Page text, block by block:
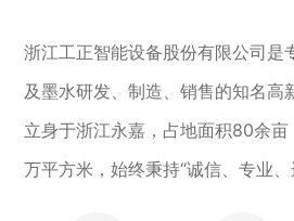
浙江工正智能设备股份有限公司是
及墨水研发、制造、销售的知名高
立身于浙江永嘉，占地面积80余
万平方米，始终秉持“诚信、专业